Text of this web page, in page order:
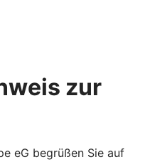
zur
eG begrüßen Sie auf